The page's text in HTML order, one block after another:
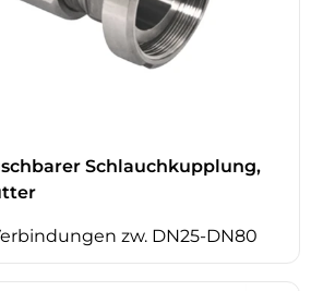
Schlauchkupplung,
zw. DN25-DN80